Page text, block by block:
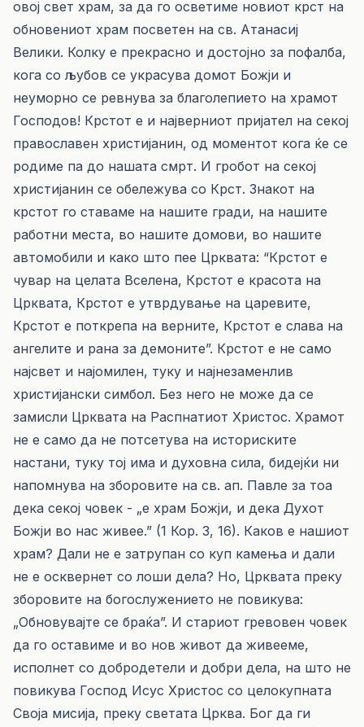
овој свет храм, за да го осветиме новиот крст на
обновениот храм посветен на св. Атанасиј
Велики. Колку е прекрасно и достојно за пофалба,
кога со љубов се украсува домот Божји и
неуморно се ревнува за благолепието на храмот
Господов! Крстот е и најверниот пријател на секој
православен христијанин, од моментот кога ќе се
родиме па до нашата смрт. И гробот на секој
христијанин се обележува со Крст. Знакот на
крстот го ставаме на нашите гради, на нашите
работни места, во нашите домови, во нашите
автомобили и како што пее Црквата: “Крстот е
чувар на целата Вселена, Крстот е красота на
Црквата, Крстот е утврдување на царевите,
Крстот е поткрепа на верните, Крстот е слава на
ангелите и рана за демоните”. Крстот е не само
најсвет и најомилен, туку и најнезаменлив
христијански симбол. Без него не може да се
замисли Црквата на Распнатиот Христос. Храмот
не е само да не потсетува на историските
настани, туку тој има и духовна сила, бидејќи ни
напомнува на зборовите на св. ап. Павле за тоа
дека секој човек - „е храм Божји, и дека Духот
Божји во нас живее.” (1 Кор. 3, 16). Каков е нашиот
храм? Дали не е затрупан со куп камења и дали
не е осквернет со лоши дела? Но, Црквата преку
зборовите на богослужението не повикува:
„Обновувајте се браќа”. И стариот гревовен човек
да го оставиме и во нов живот да живееме,
исполнет со добродетели и добри дела, на што не
повикува Господ Исус Христос со целокупната
Своја мисија, преку светата Црква. Бог да ги